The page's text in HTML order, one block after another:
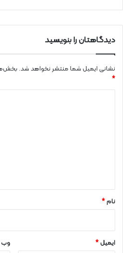
دیدگاهتان را بنویسید
نشانی ایمیل شما منتشر نخواهد شد.
*
نام*
ایمیل* وب‌